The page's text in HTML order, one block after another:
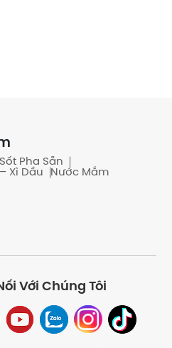
Pha Sẵn
Xì Dầu
Nước Mắm
Với Chúng Tôi